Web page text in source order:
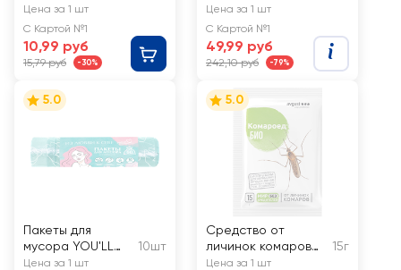
7кг
Цена за 1 шт
С Картой №1
10,99 руб
15,79 руб -30%
Clothes Peg, Арт.
HM-1003
Цена за 1 шт
С Картой №1
49,99 руб
242,10 руб -79%
5.0
Пакеты для
мусора YOU'LL
LOVE Пионы, с
10шт
Цена за 1 шт
5.0
Средство от
личинок комаров
AVGUST Комароед
15г
Цена за 1 шт